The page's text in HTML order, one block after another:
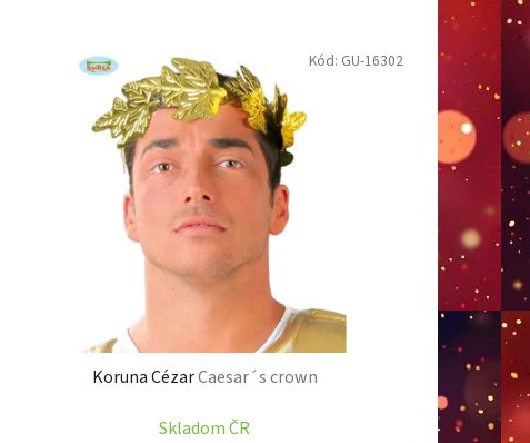
p
r
o
d
k
o
Koruna CézarCaesar´s crown
Skladom ČR
Kód: GU-16302